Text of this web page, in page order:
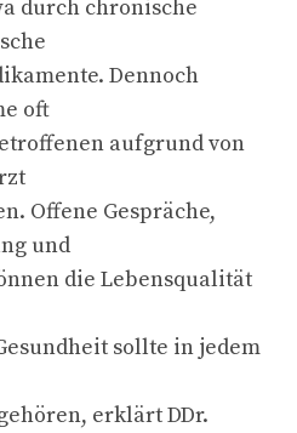
durch chronische
Dennoch
oft
aufgrund von
Offene Gespräche,
und
die Lebensqualität
sollte in jedem
erklärt DDr.